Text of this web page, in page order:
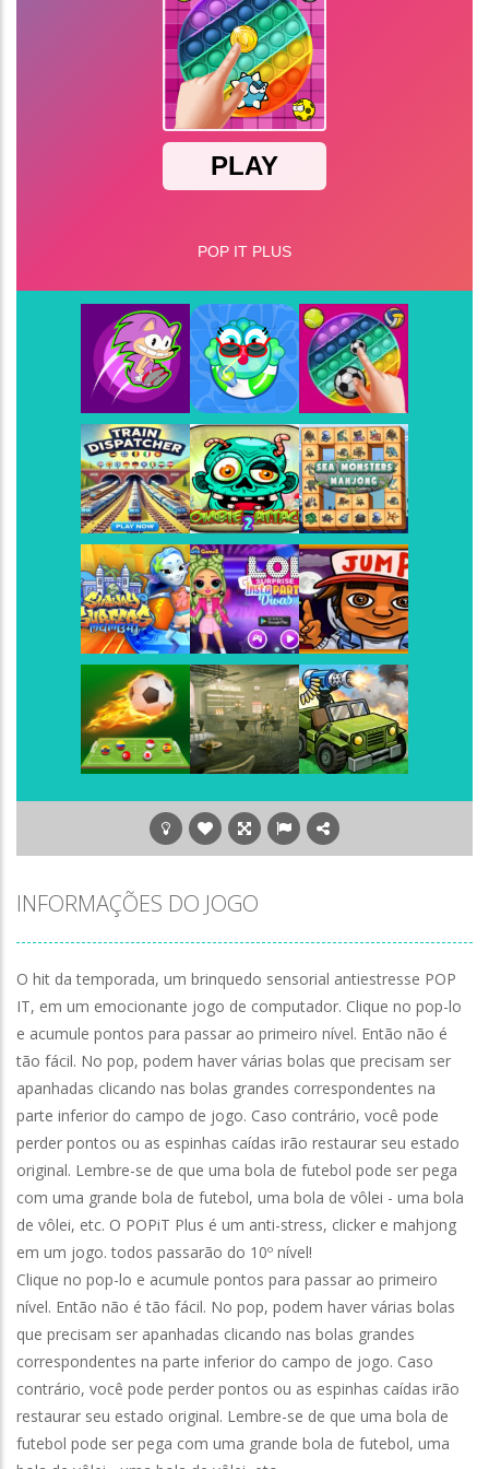
Super Bomberman-Super Bomberman foi o
Play Play Play
Play Play Play
Play Play Play
INFORMAÇÕES DO JOGO
O hit da temporada, um brinquedo sensorial antiestresse POP
IT, em um emocionante jogo de computador. Clique no pop-lo
e acumule pontos para passar ao primeiro nível. Então não é
tão fácil. No pop, podem haver várias bolas que precisam ser
apanhadas clicando nas bolas grandes correspondentes na
parte inferior do campo de jogo. Caso contrário, você pode
perder pontos ou as espinhas caídas irão restaurar seu estado
original. Lembre-se de que uma bola de futebol pode ser pega
com uma grande bola de futebol, uma bola de vôlei - uma bola
de vôlei, etc. O POPiT Plus é um anti-stress, clicker e mahjong
em um jogo. todos passarão do 10º nível!
Clique no pop-lo e acumule pontos para passar ao primeiro
nível. Então não é tão fácil. No pop, podem haver várias bolas
que precisam ser apanhadas clicando nas bolas grandes
correspondentes na parte inferior do campo de jogo. Caso
contrário, você pode perder pontos ou as espinhas caídas irão
restaurar seu estado original. Lembre-se de que uma bola de
futebol pode ser pega com uma grande bola de futebol, uma